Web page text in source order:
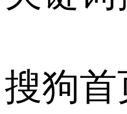
搜狗首